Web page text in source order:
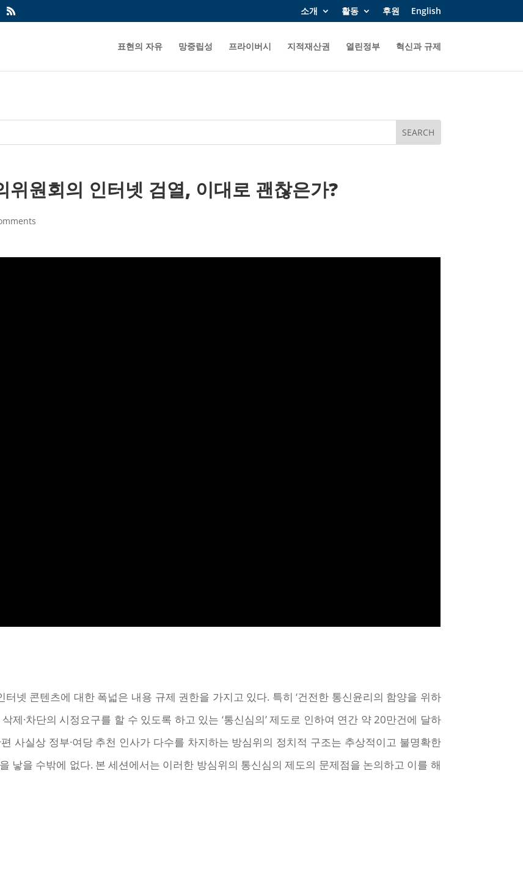
소개 활동 후원 English
표현의 자유 망중립성 프라이버시 지적재산권 열린정부 혁신과 규제
원회의 인터넷 검열, 이대로 괜찮은가?
넷 콘텐츠에 대한 폭넓은 내용 규제 권한을 가지고 있다. 특히 ‘건전한 통신윤리의 함양을 위하
제·차단의 시정요구를 할 수 있도록 하고 있는 ‘통신심의’ 제도로 인하여 연간 약 20만건에 달하
사실상 정부·여당 추천 인사가 다수를 차지하는 방심위의 정치적 구조는 추상적이고 불명확한
을 낳을 수밖에 없다. 본 세션에서는 이러한 방심위의 통신심의 제도의 문제점을 논의하고 이를 해